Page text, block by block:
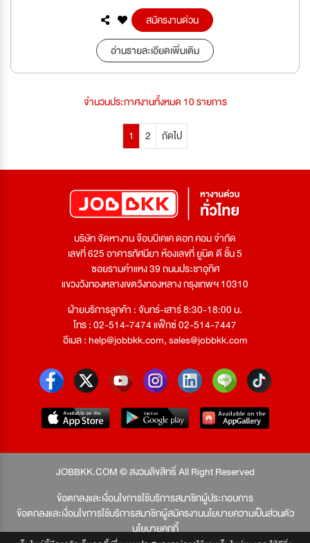
สมัครงานด่วน
อ่านรายละเอียดเพิ่มเติม
จำนวนประกาศงานทั้งหมด 10 รายการ
1 2 ถัดไป
บริษัท จัดหางาน จ๊อบบีเคเค ดอท คอม จำกัด
เลขที่ 625 อาคารทัศนียา ห้องเลขที่ ยูนิต ดี ชั้น 5
ซอยรามคำแหง 39 ถนนประชาอุทิศ
แขวงวังทองหลางเขตวังทองหลาง กรุงเทพฯ 10310
ฝ่ายบริการลูกค้า : จันทร์-เสาร์ 8:30-18:00 น.
โทร : 02-514-7474 แฟ็กซ์ 02-514-7447
อีเมล :help@jobbkk.com,sales@jobbkk.com
JOBBKK.COM © สงวนลิขสิทธิ์ All Right Reserved
ข้อตกลงและเงื่อนไขการใช้บริการสมาชิกผู้ประกอบการ
ข้อตกลงและเงื่อนไขการใช้บริการสมาชิกผู้สมัครงานนโยบายความเป็นส่วนตัว
นโยบายคุกกี้